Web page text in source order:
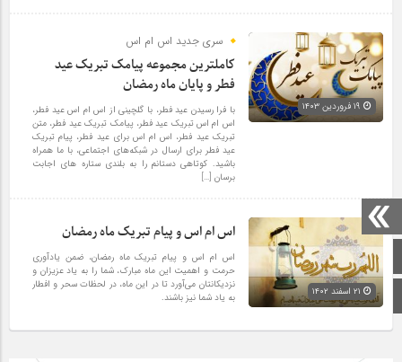
صفحه اصلی
اینستاگرام
سری جدید اس ام اس
کاملترین مجموعه پیامک تبریک عید
فطر و پایان ماه رمضان
با فرا رسیدن عید فطر، با گلچینی از اس ام اس عید فطر،
اس ام اس تبریک عید فطر، پیامک تبریک عید فطر، متن
تبریک عید فطر، اس ام اس برای عید فطر، پیام تبریک
عید فطر برای ارسال در شبکه‌های اجتماعی، با ما همراه
باشید. کوتاهی دستانم را به بلندی ستاره های اجابت
برسان […]
اس ام اس و پیام تبریک ماه رمضان
اس ام اس و پیام تبریک ماه رمضان، ضمن یادآوری
حرمت و اهمیت این ماه مبارک، شما را به یاد عزیزان و
نزدیکانتان می‌آورد تا در این ماه، در لحظات سحر و افطار
به یاد شما نیز باشند.